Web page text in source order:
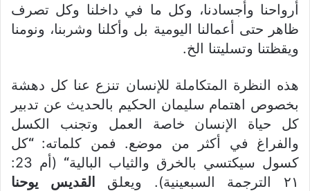
أرواحنا وأجسادنا، وكل ما في داخلنا وكل تصرف
ظاهر حتى أعمالنا اليومية بل وأكلنا وشربنا، ونومنا
ويقظتنا وتسليتنا الخ.
هذه النظرة المتكاملة للإنسان تنزع عنا كل دهشة
بخصوص اهتمام سليمان الحكيم بالحديث عن تدبير
كل حياة الإنسان خاصة العمل وتجنب الكسل
والفراغ في أكثر من موضع. فمن كلماته: “كل
كسول سيكتسي بالخرق والثياب البالية“
(أم 23:
٢١ الترجمة السبعينية). ويعلق
القديس يوحنا